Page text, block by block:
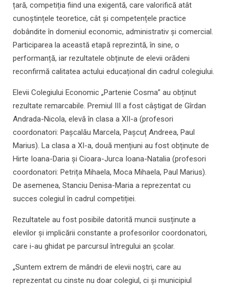
țară, competiția fiind una exigentă, care valorifică atât
cunoștințele teoretice, cât și competențele practice
dobândite în domeniul economic, administrativ și comercial.
Participarea la această etapă reprezintă, în sine, o
performanță, iar rezultatele obținute de elevii orădeni
reconfirmă calitatea actului educațional din cadrul colegiului.
Elevii Colegiului Economic „Partenie Cosma” au obținut
rezultate remarcabile. Premiul III a fost câștigat de Gîrdan
Andrada-Nicola, elevă în clasa a XII-a (profesori
coordonatori: Pașcalău Marcela, Pașcuț Andreea, Paul
Marius). La clasa a XI-a, două mențiuni au fost obținute de
Hirte Ioana-Daria și Cioara-Jurca Ioana-Natalia (profesori
coordonatori: Petrița Mihaela, Moca Mihaela, Paul Marius).
De asemenea, Stanciu Denisa-Maria a reprezentat cu
succes colegiul în cadrul competiției.
Rezultatele au fost posibile datorită muncii susținute a
elevilor și implicării constante a profesorilor coordonatori,
care i-au ghidat pe parcursul întregului an școlar.
„Suntem extrem de mândri de elevii noștri, care au
reprezentat cu cinste nu doar colegiul, ci și municipiul